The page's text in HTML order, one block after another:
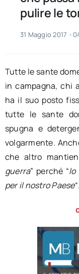
pulire le
31 Maggio 2017 -
Tutte le sante
in campagna, chi
ha il suo posto
tutte le sante
spugna e
volgarmente.
che altro
guerra” perché “lo
per il nostro Paese“.